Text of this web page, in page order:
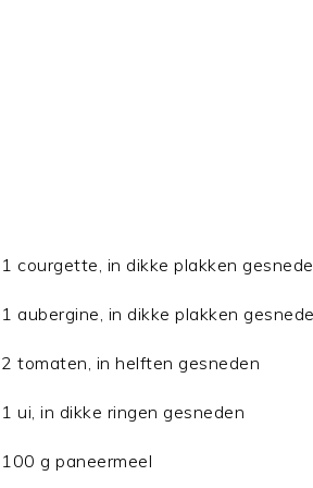
1 courgette, in dikke plakken
1 aubergine, in dikke plakken
2 tomaten, in helften gesneden
1 ui, in dikke ringen gesneden
100 g paneermeel